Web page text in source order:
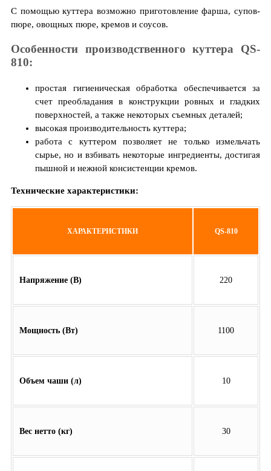
С помощью куттера возможно приготовление фарша, супов-
пюре, овощных пюре, кремов и соусов.
Особенности производственного куттера QS-
810:
простая гигиеническая обработка обеспечивается за
счет преобладания в конструкции ровных и гладких
поверхностей, а также некоторых съемных деталей;
высокая производительность куттера;
работа с куттером позволяет не только измельчать
сырье, но и взбивать некоторые ингредиенты, достигая
пышной и нежной консистенции кремов.
Технические характеристики:
ХАРАКТЕРИСТИКИ QS-810
Напряжение (В) 220
Мощность (Вт) 1100
Объем чаши (л) 10
Вес нетто (кг) 30